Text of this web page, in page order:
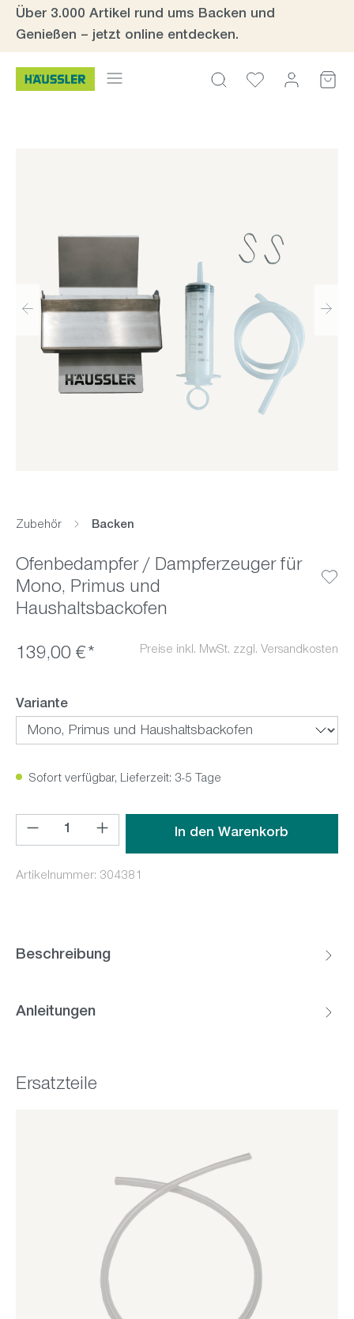
Zum Hauptinhalt springen
Über 3.000 Artikel rund ums Backen und
Genießen – jetzt online entdecken.
Zubehör Backen
Ofenbedampfer / Dampferzeuger für
Mono, Primus und
Haushaltsbackofen
139,00 €* Preise inkl. MwSt. zzgl. Versandkosten
Varianteauswählen
Sofort verfügbar, Lieferzeit: 3-5 Tage
Produkt Anzahl: Gib den gewünschten Wert ein oder
In den Warenkorb
Artikelnummer: 304381
Beschreibung
Anleitungen
Produktgalerie überspringen
Ersatzteile